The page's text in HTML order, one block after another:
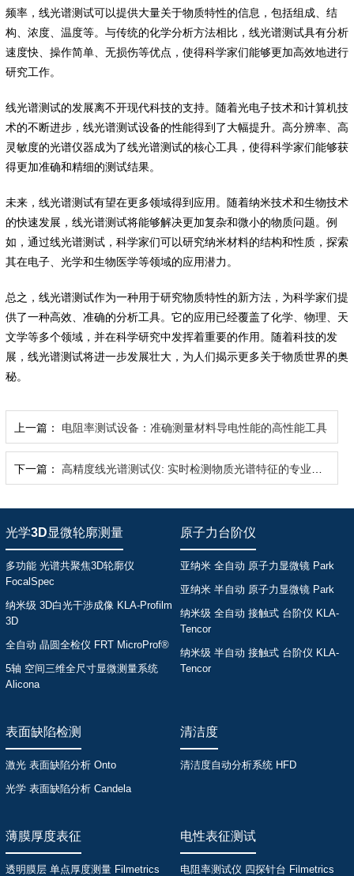
频率，线光谱测试可以提供大量关于物质特性的信息，包括组成、结
构、浓度、温度等。与传统的化学分析方法相比，线光谱测试具有分析
速度快、操作简单、无损伤等优点，使得科学家们能够更加高效地进行
研究工作。
线光谱测试的发展离不开现代科技的支持。随着光电子技术和计算机技
术的不断进步，线光谱测试设备的性能得到了大幅提升。高分辨率、高
灵敏度的光谱仪器成为了线光谱测试的核心工具，使得科学家们能够获
得更加准确和精细的测试结果。
未来，线光谱测试有望在更多领域得到应用。随着纳米技术和生物技术
的快速发展，线光谱测试将能够解决更加复杂和微小的物质问题。例
如，通过线光谱测试，科学家们可以研究纳米材料的结构和性质，探索
其在电子、光学和生物医学等领域的应用潜力。
总之，线光谱测试作为一种用于研究物质特性的新方法，为科学家们提
供了一种高效、准确的分析工具。它的应用已经覆盖了化学、物理、天
文学等多个领域，并在科学研究中发挥着重要的作用。随着科技的发
展，线光谱测试将进一步发展壮大，为人们揭示更多关于物质世界的奥
秘。
上一篇： 电阻率测试设备：准确测量材料导电性能的高性能工具
下一篇： 高精度线光谱测试仪: 实时检测物质光谱特征的专业仪器
光学3D显微轮廓测量
多功能 光谱共聚焦3D轮廓仪
FocalSpec
纳米级 3D白光干涉成像 KLA-Profilm
3D
全自动 晶圆全检仪 FRT MicroProf®
5轴 空间三维全尺寸显微测量系统
Alicona
原子力台阶仪
亚纳米 全自动 原子力显微镜 Park
亚纳米 半自动 原子力显微镜 Park
纳米级 全自动 接触式 台阶仪 KLA-
Tencor
纳米级 半自动 接触式 台阶仪 KLA-
Tencor
表面缺陷检测
激光 表面缺陷分析 Onto
光学 表面缺陷分析 Candela
清洁度
清洁度自动分析系统 HFD
薄膜厚度表征
透明膜层 单点厚度测量 Filmetrics
电性表征测试
电阻率测试仪 四探针台 Filmetrics